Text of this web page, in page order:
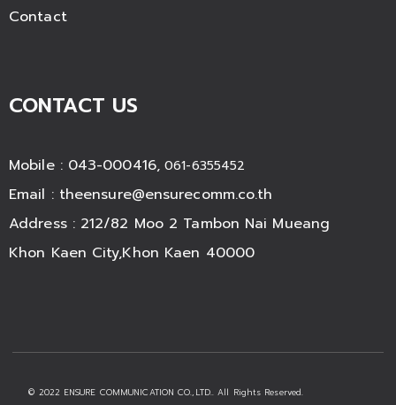
Contact
CONTACT US
Mobile : 043-000416, 061-6355452
Email : theensure@ensurecomm.co.th
Address : 212/82 Moo 2 Tambon Nai Mueang
Khon Kaen City,Khon Kaen 40000
© 2022 ENSURE COMMUNICATION CO.,LTD.. All Rights Reserved.